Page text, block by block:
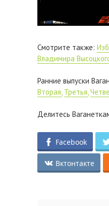
Смотрите также:
Владимира
Ранние выпуски
Вторая, Третья,
Делитесь
Facebook
Вктонтакте